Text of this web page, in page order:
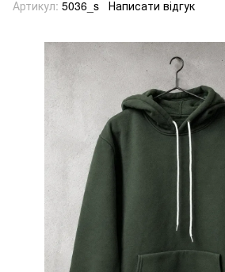
Артикул: 5036_s Написати відгук